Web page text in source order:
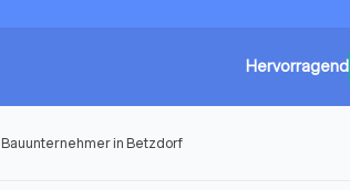
Hervorragend
Bauunternehmer in Betzdorf